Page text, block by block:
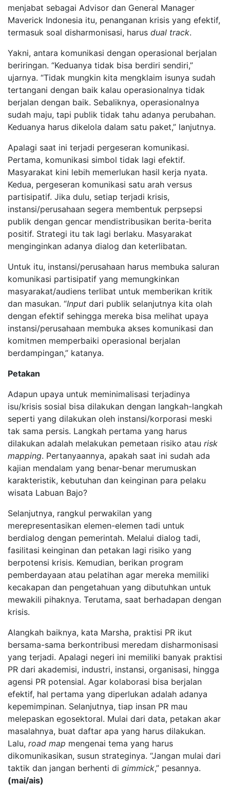
menjabat sebagai Advisor dan General Manager
Maverick Indonesia itu, penanganan krisis yang efektif,
termasuk soal disharmonisasi, harus dual track.
Yakni, antara komunikasi dengan operasional berjalan
beriringan. “Keduanya tidak bisa berdiri sendiri,”
ujarnya. “Tidak mungkin kita mengklaim isunya sudah
tertangani dengan baik kalau operasionalnya tidak
berjalan dengan baik. Sebaliknya, operasionalnya
sudah maju, tapi publik tidak tahu adanya perubahan.
Keduanya harus dikelola dalam satu paket,” lanjutnya.
Apalagi saat ini terjadi pergeseran komunikasi.
Pertama, komunikasi simbol tidak lagi efektif.
Masyarakat kini lebih memerlukan hasil kerja nyata.
Kedua, pergeseran komunikasi satu arah versus
partisipatif. Jika dulu, setiap terjadi krisis,
instansi/perusahaan segera membentuk perpsepsi
publik dengan gencar mendistribusikan berita-berita
positif. Strategi itu tak lagi berlaku. Masyarakat
menginginkan adanya dialog dan keterlibatan.
Untuk itu, instansi/perusahaan harus membuka saluran
komunikasi partisipatif yang memungkinkan
masyarakat/audiens terlibat untuk memberikan kritik
dan masukan. “Input dari publik selanjutnya kita olah
dengan efektif sehingga mereka bisa melihat upaya
instansi/perusahaan membuka akses komunikasi dan
komitmen memperbaiki operasional berjalan
berdampingan,” katanya.
Petakan
Adapun upaya untuk meminimalisasi terjadinya
isu/krisis sosial bisa dilakukan dengan langkah-langkah
seperti yang dilakukan oleh instansi/korporasi meski
tak sama persis. Langkah pertama yang harus
dilakukan adalah melakukan pemetaan risiko atau risk
mapping. Pertanyaannya, apakah saat ini sudah ada
kajian mendalam yang benar-benar merumuskan
karakteristik, kebutuhan dan keinginan para pelaku
wisata Labuan Bajo?
Selanjutnya, rangkul perwakilan yang
merepresentasikan elemen-elemen tadi untuk
berdialog dengan pemerintah. Melalui dialog tadi,
fasilitasi keinginan dan petakan lagi risiko yang
berpotensi krisis. Kemudian, berikan program
pemberdayaan atau pelatihan agar mereka memiliki
kecakapan dan pengetahuan yang dibutuhkan untuk
mewakili pihaknya. Terutama, saat berhadapan dengan
krisis.
Alangkah baiknya, kata Marsha, praktisi PR ikut
bersama-sama berkontribusi meredam disharmonisasi
yang terjadi. Apalagi negeri ini memiliki banyak praktisi
PR dari akademisi, industri, instansi, organisasi, hingga
agensi PR potensial. Agar kolaborasi bisa berjalan
efektif, hal pertama yang diperlukan adalah adanya
kepemimpinan. Selanjutnya, tiap insan PR mau
melepaskan egosektoral. Mulai dari data, petakan akar
masalahnya, buat daftar apa yang harus dilakukan.
Lalu, road map mengenai tema yang harus
dikomunikasikan, susun strateginya. “Jangan mulai dari
taktik dan jangan berhenti di gimmick,” pesannya.
(mai/ais)